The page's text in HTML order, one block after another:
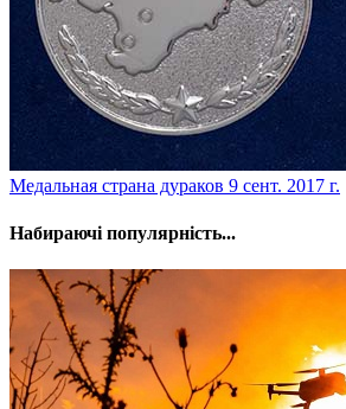
​Медальная страна дураков 9 сент. 2017 г.
Набираючі популярність...